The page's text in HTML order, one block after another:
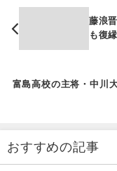
藤浪
も復
富島高校の主将・中川
おすすめの記事